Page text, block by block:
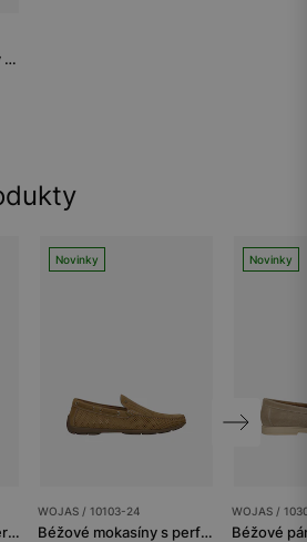
Béžový pánsky plátený opasok so striebornou prackou
Béžové pánske sneakersy s tmavomodrými vložkami
Novinky
WOJAS / 10103-24
Béžové mokasíny s perforovanou kožou
Novinky
WOJAS /